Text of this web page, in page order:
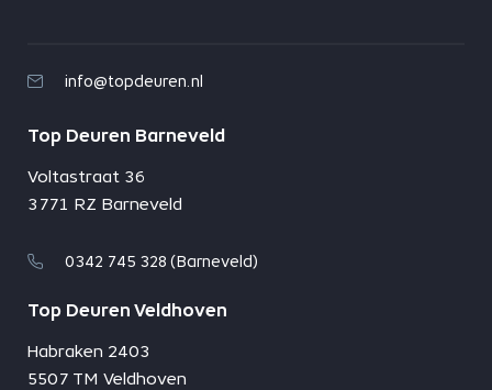
info@topdeuren.nl
Top Deuren Barneveld
Voltastraat 36
3771 RZ Barneveld
0342 745 328 (Barneveld)
Top Deuren Veldhoven
Habraken 2403
5507 TM Veldhoven